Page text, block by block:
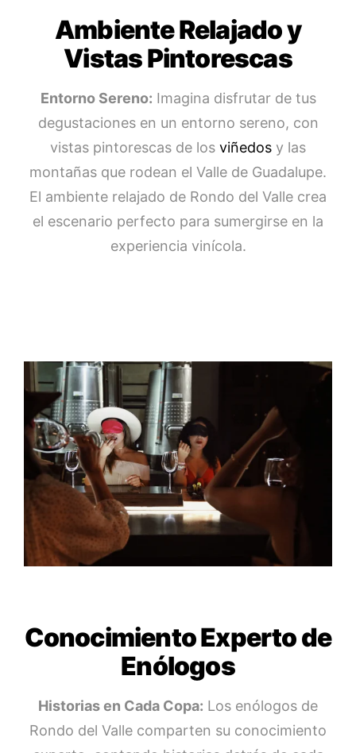
Ambiente Relajado y
Vistas Pintorescas
Entorno Sereno: Imagina disfrutar de tus
degustaciones en un entorno sereno, con
vistas pintorescas de los viñedos y las
montañas que rodean el Valle de Guadalupe.
El ambiente relajado de Rondo del Valle crea
el escenario perfecto para sumergirse en la
experiencia vinícola.
Conocimiento Experto de
Enólogos
Historias en Cada Copa: Los enólogos de
Rondo del Valle comparten su conocimiento